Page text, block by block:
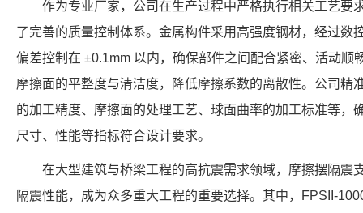
作为专业厂家，公司在生产过程中严格执行相关工艺要
了完善的质量控制体系。金属构件采用高强度钢材，经过数
偏差控制在 ±0.1mm 以内，确保部件之间配合紧密、活动顺
摩擦面的平整度与清洁度，降低摩擦系数的离散性。公司精
的加工精度、摩擦面的处理工艺、球面曲率的加工标准等，
尺寸、性能等指标符合设计要求。
在大型建筑与桥梁工程的高抗震需求领域，摩擦摆隔震
隔震性能，成为众多重大工程的重要选择。其中，FPSII-